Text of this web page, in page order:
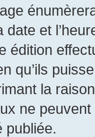
et
édition
qu’ils
la
ne
publiée.